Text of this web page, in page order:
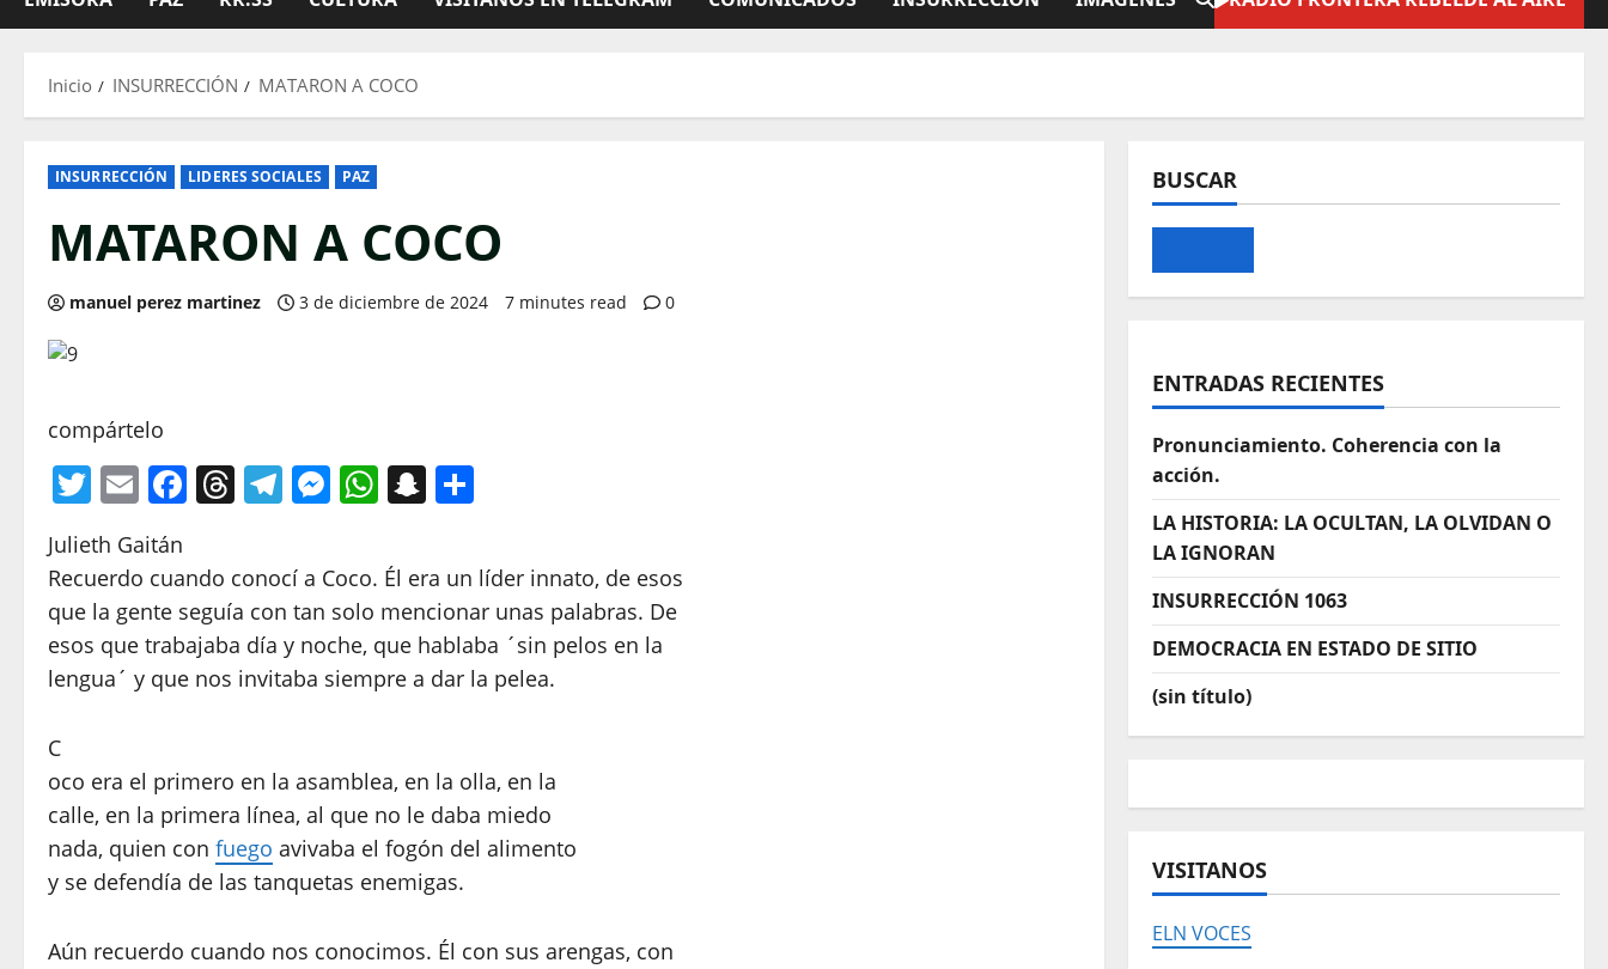
Inicio INSURRECCIÓN MATARON A COCO
INSURRECCIÓN LIDERES SOCIALES PAZ
MATARON A COCO
manuel perez martinez 3 de diciembre de 2024 7 minutes read 0
compártelo
Twitter
EmailFacebook
Threads
Telegram
Messenger
WhatsApp
Snapchat
Julieth Gaitán
Recuerdo cuando conocí a Coco. Él era un líder innato, de esos
que la gente seguía con tan solo mencionar unas palabras. De
esos que trabajaba día y noche, que hablaba ´sin pelos en la
lengua´ y que nos invitaba siempre a dar la pelea.
C
oco era el primero en la asamblea, en la olla, en la
calle, en la primera línea, al que no le daba miedo
nada, quien con fuego avivaba el fogón del alimento
y se defendía de las tanquetas enemigas.
Aún recuerdo cuando nos conocimos. Él con sus arengas, con
BUSCAR
ENTRADAS RECIENTES
Pronunciamiento. Coherencia con la
acción.
LA HISTORIA: LA OCULTAN, LA OLVIDAN O
LA IGNORAN
INSURRECCIÓN 1063
DEMOCRACIA EN ESTADO DE SITIO
(sin título)
VISITANOS
ELN VOCES